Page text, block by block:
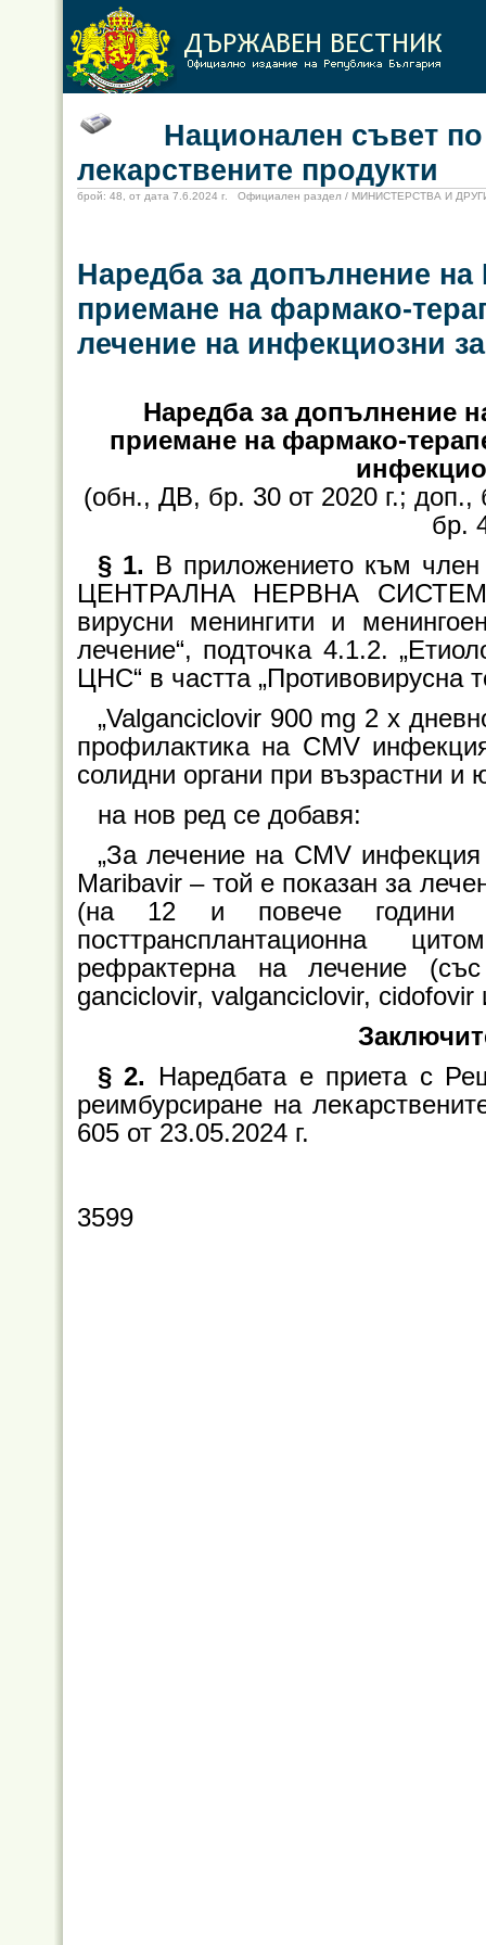
Национален съвет по
лекарствените продукти
брой: 48, от дата 7.6.2024 г. Официален раздел / МИНИСТЕРСТВА И
Наредба за допълнение на
приемане на фармако-
лечение на инфекциозни
Наредба за допълнение
приемане на фармако-
(обн., ДВ, бр. 30 от 2020 г.; доп.,
бр.
§ 1. В приложението към
ЦЕНТРАЛНА НЕРВНА
вирусни менингити и
лечение“, подточка 4.1.2.
ЦНС“ в частта „Противовирусна
„Valganciclovir 900 mg 2 x
профилактика на CMV
солидни органи при възрастни и
на нов ред се добавя:
„За лечение на CMV
Maribavir – той е показан за
(на 12 и повече
посттрансплантационна
рефрактерна на лечение
ganciclovir, valganciclovir, cidofovir
§ 2. Наредбата е приета с
реимбурсиране на
605 от 23.05.2024 г.
3599